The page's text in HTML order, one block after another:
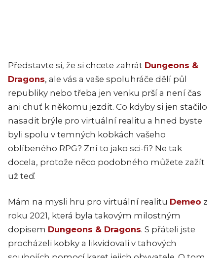
Představte si, že si chcete zahrát Dungeons &
Dragons, ale vás a vaše spoluhráče dělí půl
republiky nebo třeba jen venku prší a není čas
ani chuť k někomu jezdit. Co kdyby si jen stačilo
nasadit brýle pro virtuální realitu a hned byste
byli spolu v temných kobkách vašeho
oblíbeného RPG? Zní to jako sci-fi? Ne tak
docela, protože něco podobného můžete zažít
už teď.
Mám na mysli hru pro virtuální realitu Demeo z
roku 2021, která byla takovým milostným
dopisem Dungeons & Dragons. S přáteli jste
procházeli kobky a likvidovali v tahových